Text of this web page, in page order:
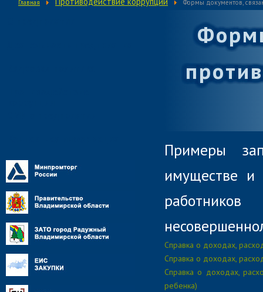
Главная Формы документов,
Примеры
имуществе и
Справка о доходах,
Справка о доходах,
Справка о доходах,
ребенка)